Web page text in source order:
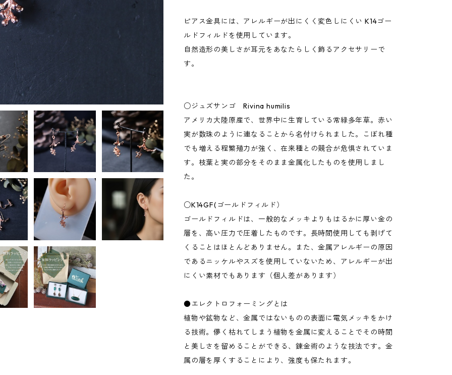
ピアス金具には、アレルギーが出にくく変色しにくい K14ゴー
ルドフィルドを使用しています。
自然造形の美しさが耳元をあなたらしく飾るアクセサリーで
す。
○ジュズサンゴ Rivina humilis
アメリカ大陸原産で、世界中に生育している常緑多年草。赤い
実が数珠のように連なることから名付けられました。こぼれ種
でも増える程繁殖力が強く、在来種との競合が危惧されていま
す。枝葉と実の部分をそのまま金属化したものを使用しまし
た。
○K14GF(ゴールドフィルド）
ゴールドフィルドは、一般的なメッキよりもはるかに厚い金の
層を、高い圧力で圧着したものです。長時間使用しても剥げて
くることはほとんどありません。また、金属アレルギーの原因
であるニッケルやスズを使用していないため、アレルギーが出
にくい素材でもあります（個人差があります）
●エレクトロフォーミングとは
植物や鉱物など、金属ではないものの表面に電気メッキをかけ
る技術。儚く枯れてしまう植物を金属に変えることでその時間
と美しさを留めることができる、錬金術のような技法です。金
属の層を厚くすることにより、強度も保たれます。